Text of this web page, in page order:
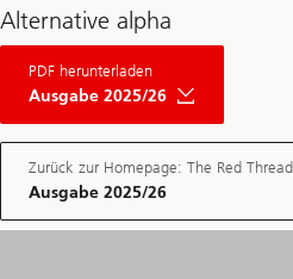
Alternative alpha
PDF herunterladen
Ausgabe 2025/26
The
Red
Thread
Private
Market
May
Edition
2025
Zurück zur Homepage: The Red Thread
Ausgabe 2025/26